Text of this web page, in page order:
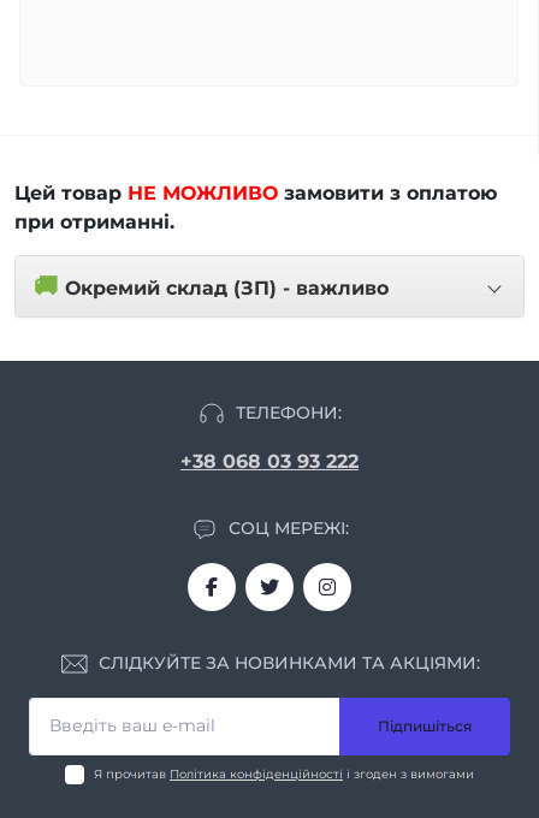
Цей товар НЕ МОЖЛИВО замовити з оплатою
при отриманні.
🚚 Окремий склад (ЗП) - важливо
ТЕЛЕФОНИ:
+38 068 03 93 222
СОЦ МЕРЕЖІ:
СЛІДКУЙТЕ ЗА НОВИНКАМИ ТА АКЦІЯМИ:
Підпишіться
Я прочитав Політика конфіденційності і згоден з вимогами